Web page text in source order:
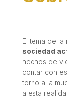
El tema de la
sociedad
hechos de
contar con
torno a la
a esta